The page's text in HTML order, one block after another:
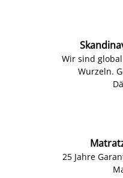
Wir sind
Wurzeln.
25 Jahre